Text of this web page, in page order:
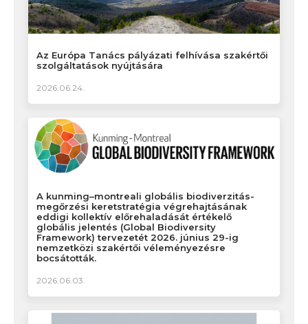
Az Európa Tanács pályázati felhívása szakértői
szolgáltatások nyújtására
2026.06.24.
A kunming–montreali globális biodiverzitás-
megőrzési keretstratégia végrehajtásának
eddigi kollektív előrehaladását értékelő
globális jelentés (Global Biodiversity
Framework) tervezetét 2026. június 29-ig
nemzetközi szakértői véleményezésre
bocsátották.
2026.06.03.